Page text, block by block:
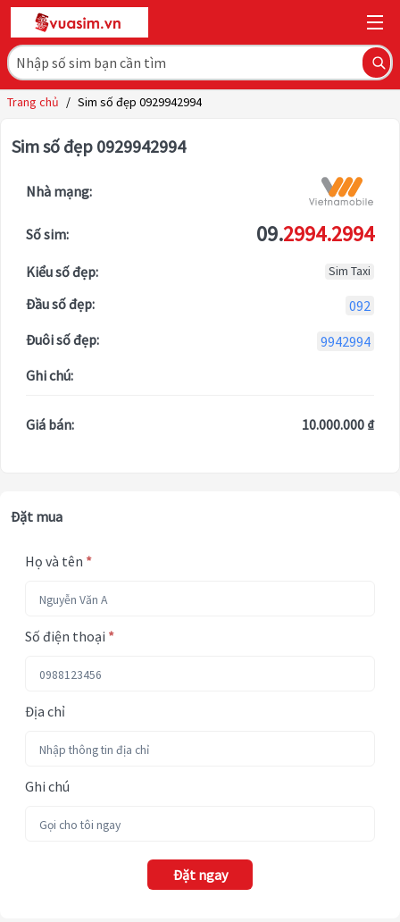
Trang chủ / Sim số đẹp 0929942994
Sim số đẹp 0929942994
Nhà mạng:
Số sim: 09.2994.2994
Kiểu số đẹp: Sim Taxi
Đầu số đẹp:
092
Đuôi số đẹp:
9942994
Ghi chú:
Giá bán: 10.000.000 ₫
Đặt mua
Họ và tên *
Số điện thoại *
Địa chỉ
Ghi chú
Đặt ngay